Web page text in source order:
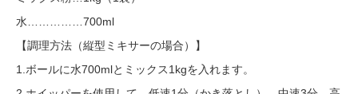
水……………700ml
【調理方法（縦型ミキサーの場合）】
1.ボールに水700mlとミックス1kgを入れます。